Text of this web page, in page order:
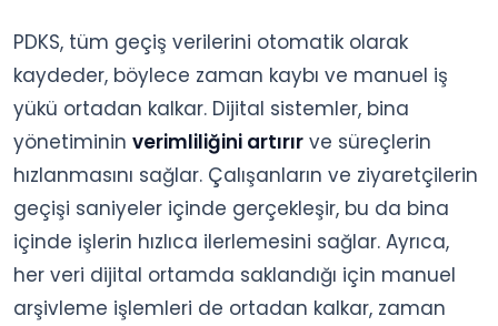
PDKS, tüm geçiş verilerini otomatik olarak
kaydeder, böylece zaman kaybı ve manuel iş
yükü ortadan kalkar. Dijital sistemler, bina
yönetiminin verimliliğini artırır ve süreçlerin
hızlanmasını sağlar. Çalışanların ve ziyaretçilerin
geçişi saniyeler içinde gerçekleşir, bu da bina
içinde işlerin hızlıca ilerlemesini sağlar. Ayrıca,
her veri dijital ortamda saklandığı için manuel
arşivleme işlemleri de ortadan kalkar, zaman